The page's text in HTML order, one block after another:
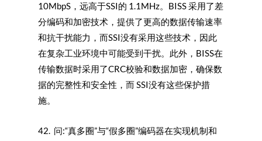
10MbpS，远高于SSI的 1.1MHz。BISS 采用了差
分编码和加密技术，提供了更高的数据传输速率
和抗干扰能力，而SSI没有采用这些技术，因此
在复杂工业环境中可能受到干扰。此外，BISS在
传输数据时采用了CRC校验和数据加密，确保数
据的完整性和安全性，而 SSI没有这些保护措
施。
42. 问:“真多圈”与“假多圈”编码器在实现机制和